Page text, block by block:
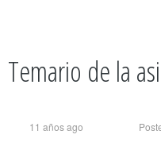
Temario de la
11 años ago